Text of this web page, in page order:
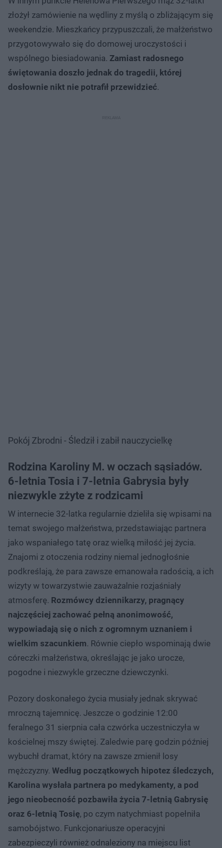
złożył zamówienie na wędliny z myślą o zbliżającym się
weekendzie. Mieszkańcy przypuszczali, że małżeństwo
przygotowywało się do domowej uroczystości i
wspólnego biesiadowania. Zamiast radosnego
świętowania doszło jednak do tragedii, której
dosłownie nikt nie potrafił przewidzieć.
Pokój Zbrodni - Śledził i zabił nauczycielkę
Rodzina Karoliny M. w oczach sąsiadów.
6-letnia Tosia i 7-letnia Gabrysia były
niezwykle zżyte z rodzicami
W internecie 32-latka regularnie dzieliła się wpisami na
temat swojego małżeństwa, przedstawiając partnera
jako wspaniałego tatę oraz wielką miłość jej życia.
Znajomi z otoczenia rodziny niemal jednogłośnie
podkreślają, że para zawsze emanowała radością, a ich
wizyty w towarzystwie zauważalnie rozjaśniały
atmosferę. Rozmówcy dziennikarzy, pragnący
najczęściej zachować pełną anonimowość,
wypowiadają się o nich z ogromnym uznaniem i
wielkim szacunkiem. Równie ciepło wspominają dwie
córeczki małżeństwa, określając je jako urocze,
pogodne i niezwykle grzeczne dziewczynki.
Pozory doskonałego życia musiały jednak skrywać
mroczną tajemnicę. Jeszcze o godzinie 12:00
feralnego 31 sierpnia cała czwórka uczestniczyła w
kościelnej mszy świętej. Zaledwie parę godzin później
wybuchł dramat, który na zawsze zmienił losy
mężczyzny. Według początkowych hipotez śledczych,
Karolina wysłała partnera po medykamenty, a pod
jego nieobecność pozbawiła życia 7-letnią Gabrysię
oraz 6-letnią Tosię, po czym natychmiast popełniła
samobójstwo. Funkcjonariusze operacyjni
zabezpieczyli również odnaleziony na miejscu list